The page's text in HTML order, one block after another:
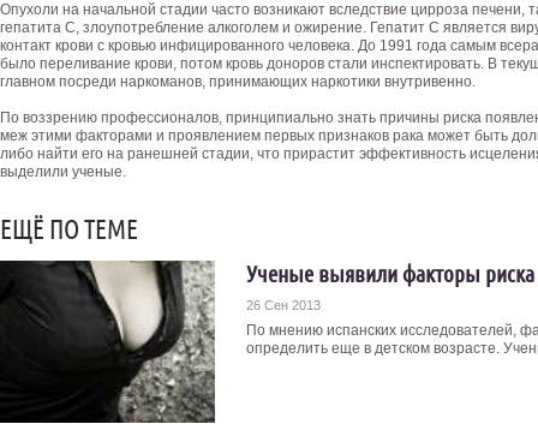
Опухоли на начальной стадии часто возникают вследствие цирроза
гепатита С, злоупотребление алкоголем и ожирение. Гепатит С является
контакт крови с кровью инфицированного человека. До 1991 года самым
было переливание крови, потом кровь доноров стали инспектировать. В
главном посреди наркоманов, принимающих наркотики внутривенно.
По воззрению профессионалов, принципиально знать причины риска
меж этими факторами и проявлением первых признаков рака может быть
либо найти его на ранешней стадии, что прирастит эффективность
выделили ученые.
ЕЩЁ ПО ТЕМЕ
Ученые выявили факторы риска
26 Сен 2013
По мнению испанских исследователей,
определить еще в детском возрасте.